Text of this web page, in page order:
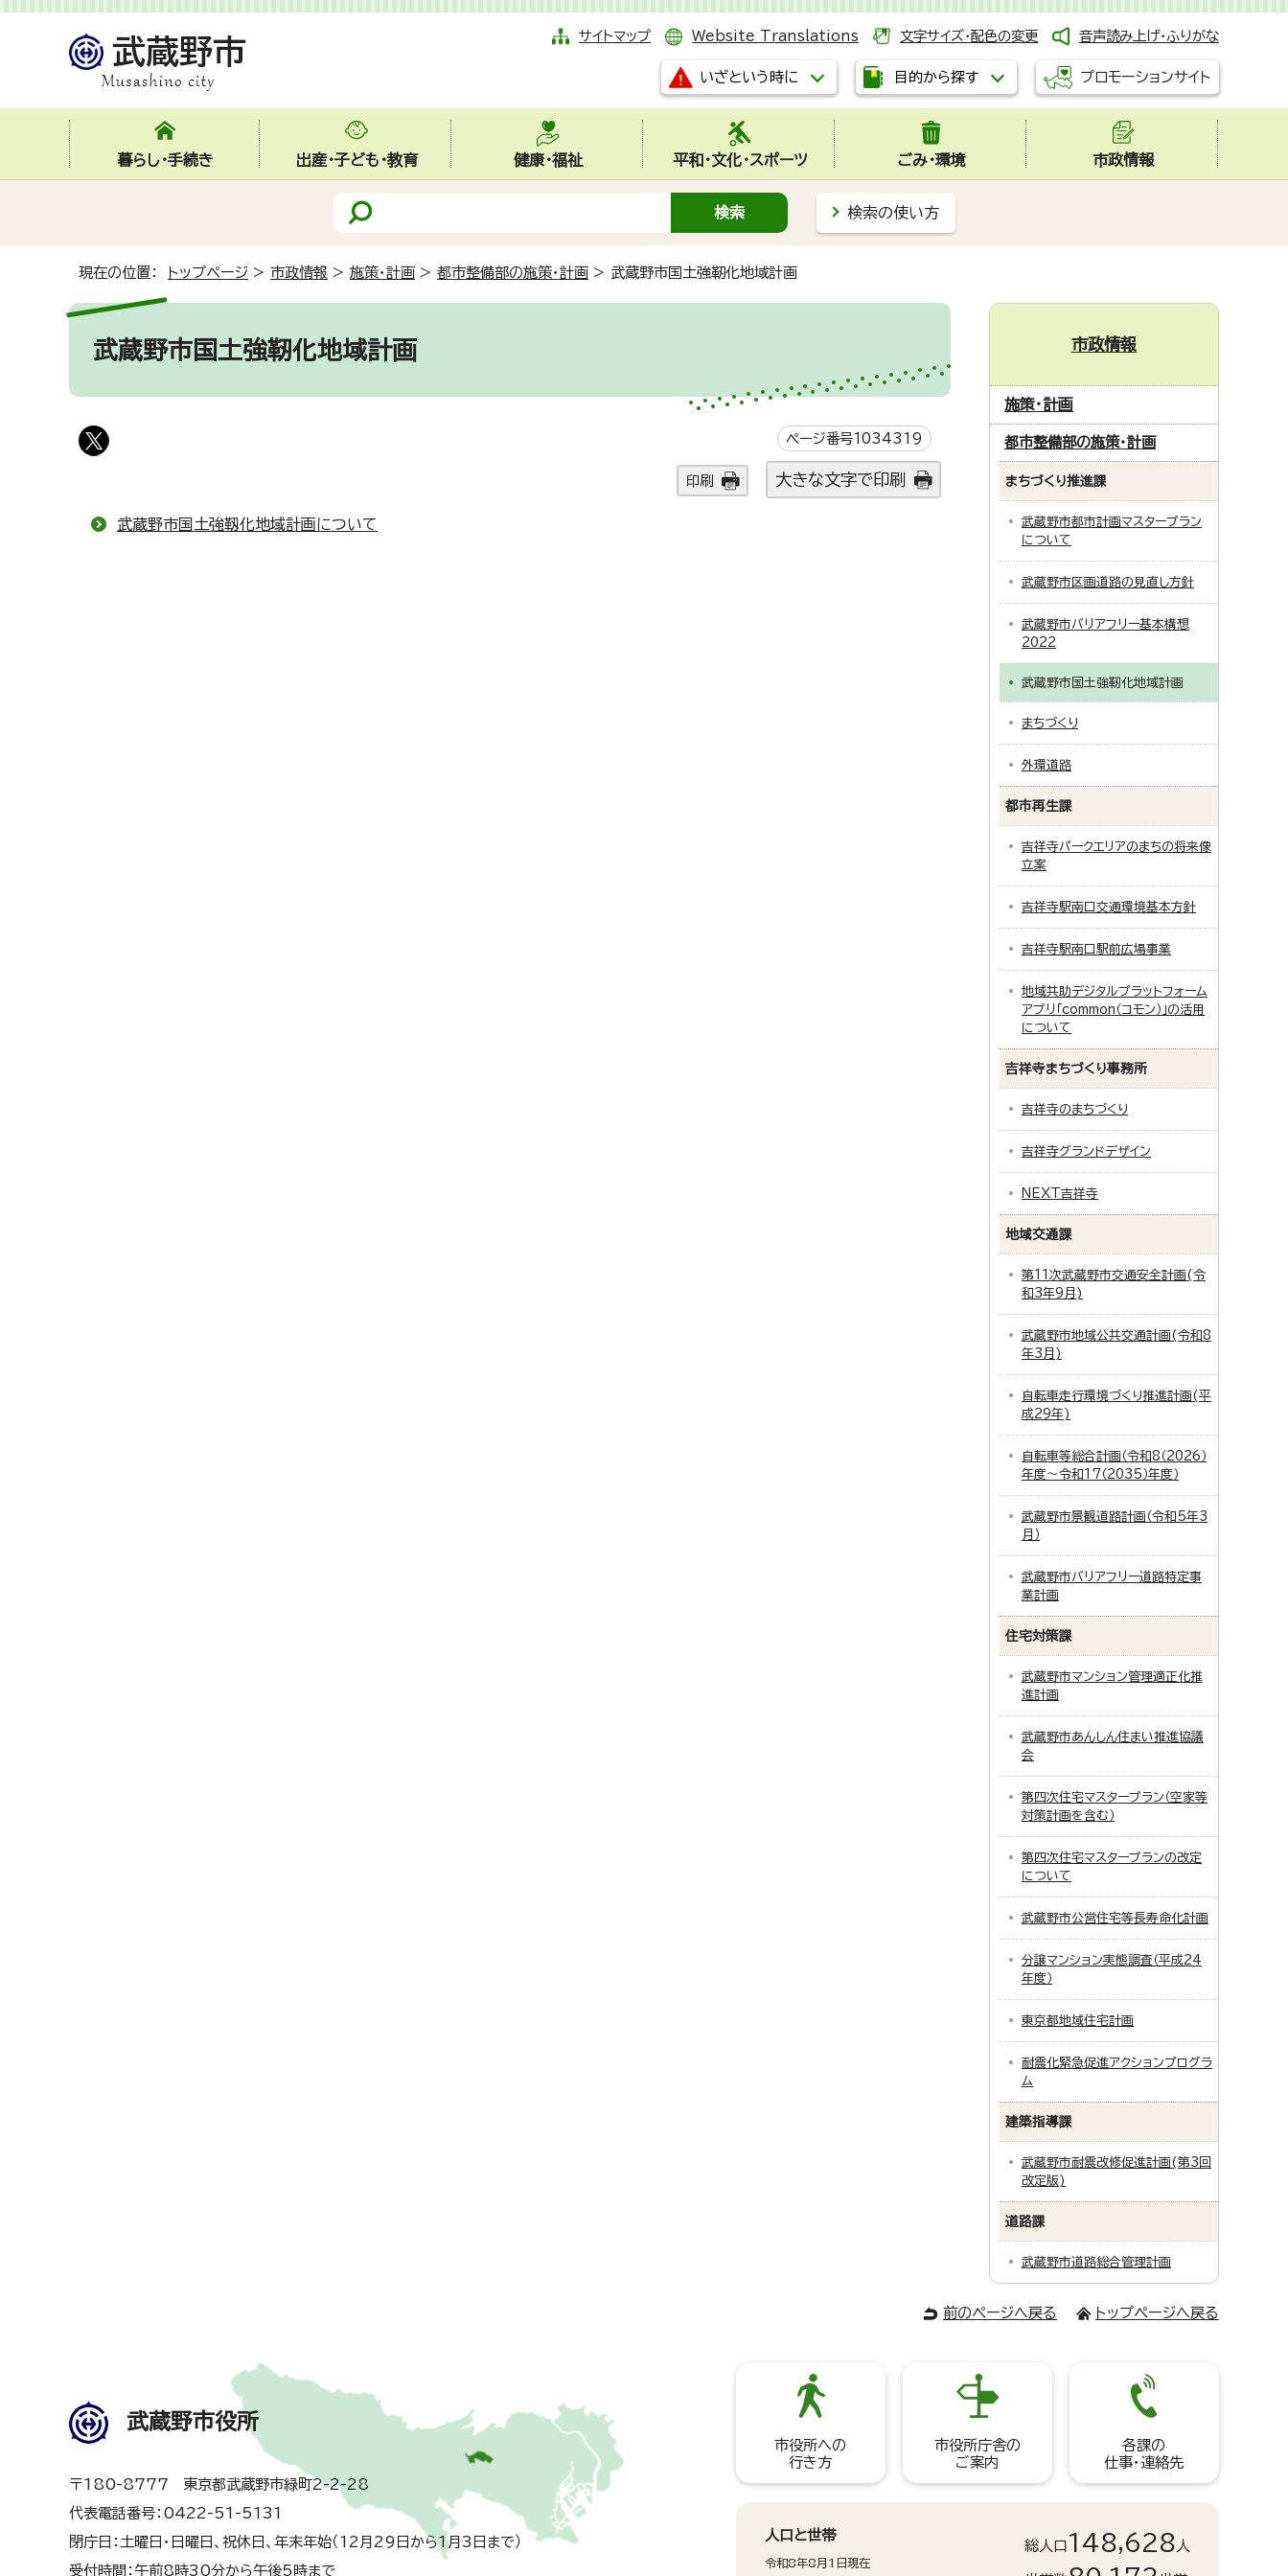
サイトマップ Website Translations 文字サイズ・配色の変更 音声読み上げ・ふりがな
いざという時に 目的から探す プロモーションサイト
暮らし・手続き 出産・子ども・教育 健康・福祉 平和・文化・スポーツ ごみ・環境 市政情報
検索の使い方
現在の位置： トップページ > 市政情報 > 施策・計画 > 都市整備部の施策・計画 > 武蔵野市国土強靭化地域計画
武蔵野市国土強靭化地域計画
ページ番号1034319
印刷 大きな文字で印刷
武蔵野市国土強靱化地域計画について
市政情報
施策・計画
都市整備部の施策・計画
まちづくり推進課
武蔵野市都市計画マスタープラン
について
武蔵野市区画道路の見直し方針
武蔵野市バリアフリー基本構想
2022
武蔵野市国土強靭化地域計画
まちづくり
外環道路
都市再生課
吉祥寺パークエリアのまちの将来像
立案
吉祥寺駅南口交通環境基本方針
吉祥寺駅南口駅前広場事業
地域共助デジタルプラットフォーム
アプリ「common（コモン）」の活用
について
吉祥寺まちづくり事務所
吉祥寺のまちづくり
吉祥寺グランドデザイン
NEXT吉祥寺
地域交通課
第11次武蔵野市交通安全計画(令
和3年9月)
武蔵野市地域公共交通計画(令和8
年3月)
自転車走行環境づくり推進計画(平
成29年)
自転車等総合計画（令和8（2026）
年度～令和17（2035）年度）
武蔵野市景観道路計画（令和5年3
月）
武蔵野市バリアフリー道路特定事
業計画
住宅対策課
武蔵野市マンション管理適正化推
進計画
武蔵野市あんしん住まい推進協議
会
第四次住宅マスタープラン（空家等
対策計画を含む）
第四次住宅マスタープランの改定
について
武蔵野市公営住宅等長寿命化計画
分譲マンション実態調査（平成24
年度）
東京都地域住宅計画
耐震化緊急促進アクションプログラ
ム
建築指導課
武蔵野市耐震改修促進計画(第3回
改定版)
道路課
武蔵野市道路総合管理計画
前のページへ戻る トップページへ戻る
武蔵野市役所
〒180-8777 東京都武蔵野市緑町2-2-28
代表電話番号：0422-51-5131
閉庁日：土曜日・日曜日、祝休日、年末年始（12月29日から1月3日まで）
受付時間：午前8時30分から午後5時まで
市役所への
行き方
市役所庁舎の
ご案内
各課の
仕事・連絡先
人口と世帯
令和8年8月1日現在
総人口 148,628 人